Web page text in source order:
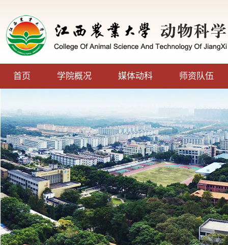
首页 学院概况 媒体动科 师资队伍